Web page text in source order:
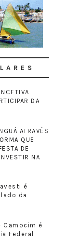
DA
ATRAVÉS
QUE
DE
NA
é
da
Camocim é
Federal